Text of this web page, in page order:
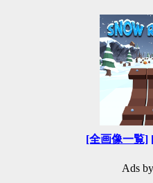
[全画像一覧]
Ads